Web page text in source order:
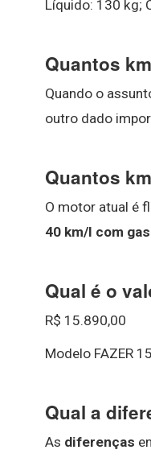
Líquido: 130 kg;
Quantos
Quando o
outro dado
Quantos
O motor atual é
40 km/l com
Qual é o
R$ 15.890,00
Modelo FAZER
Qual a
As diferenças